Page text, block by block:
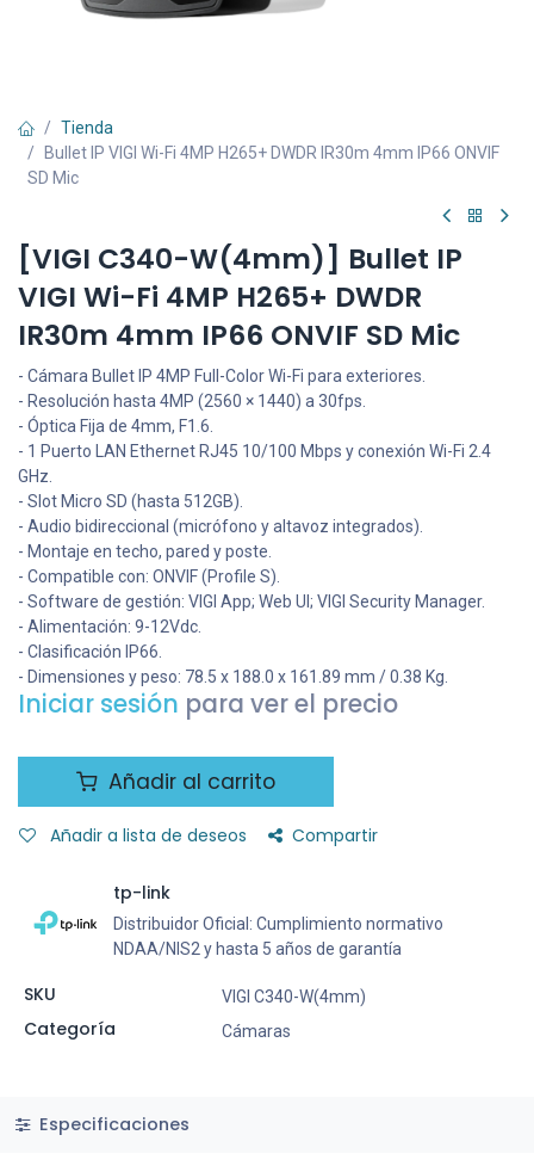
Tienda
Bullet IP VIGI Wi-Fi 4MP H265+ DWDR IR30m 4mm IP66 ONVIF
SD Mic
[VIGI C340-W(4mm)] Bullet IP
VIGI Wi-Fi 4MP H265+ DWDR
IR30m 4mm IP66 ONVIF SD Mic
- Cámara Bullet IP 4MP Full-Color Wi-Fi para exteriores.
- Resolución hasta 4MP (2560 × 1440) a 30fps.
- Óptica Fija de 4mm, F1.6.
- 1 Puerto LAN Ethernet RJ45 10/100 Mbps y conexión Wi-Fi 2.4
GHz.
- Slot Micro SD (hasta 512GB).
- Audio bidireccional (micrófono y altavoz integrados).
- Montaje en techo, pared y poste.
- Compatible con: ONVIF (Profile S).
- Software de gestión: VIGI App; Web UI; VIGI Security Manager.
- Alimentación: 9-12Vdc.
- Clasificación IP66.
- Dimensiones y peso: 78.5 x 188.0 x 161.89 mm / 0.38 Kg.
Iniciar sesión para ver el precio
Añadir al carrito
Añadir a lista de deseos Compartir
tp-link
Distribuidor Oficial: Cumplimiento normativo
NDAA/NIS2 y hasta 5 años de garantía
SKU VIGI C340-W(4mm)
Categoría Cámaras
Especificaciones